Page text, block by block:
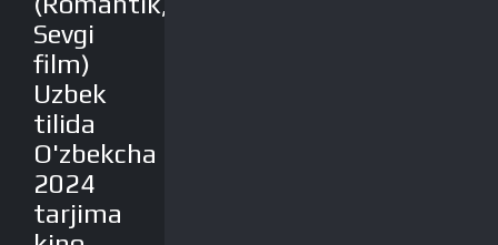
Sevgi
film)
Uzbek
tilida
O'zbekcha
2024
tarjima